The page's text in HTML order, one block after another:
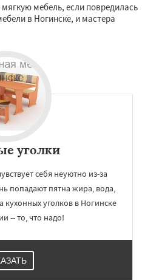
мебель, если повредилась
в Ногинске, и мастера
уголки
себя неуютно из-за
попадают пятна жира, вода,
кухонных уголков в Ногинске
-- то, что надо!